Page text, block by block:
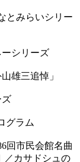
とみらいシリー
シリーズ
雄三追悼」
ズ
グラム
回市民会館名曲
／カサドシュの